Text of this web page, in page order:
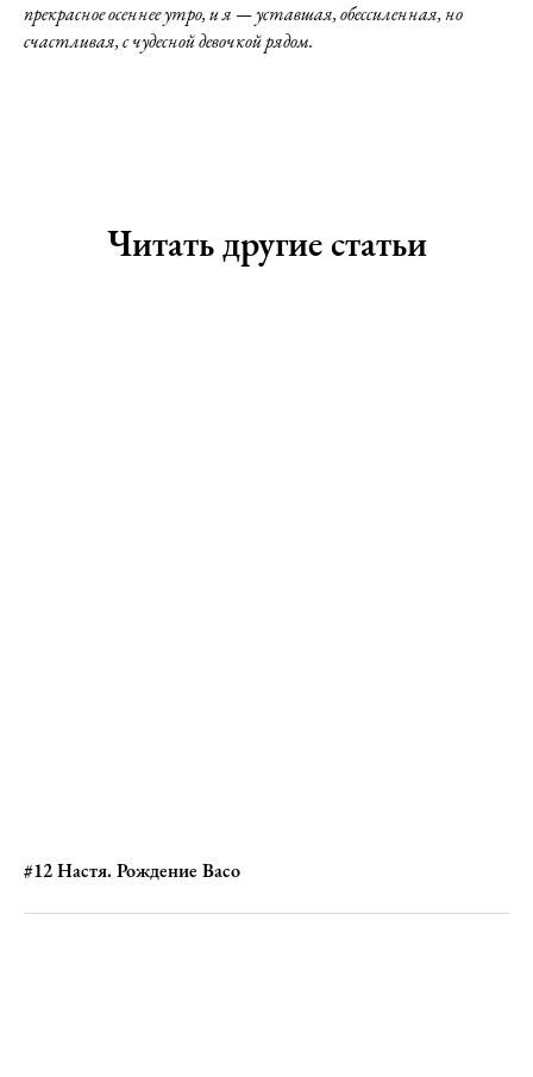
прекрасное осеннее утро, и я — уставшая, обессиленная, но
счастливая, с чудесной девочкой рядом.
Читать другие статьи
#12 Настя. Рождение Васо